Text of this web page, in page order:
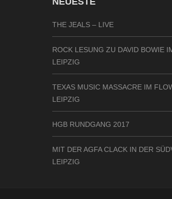
THE JEALS – LIVE
ROCK LESUNG ZU DAVID BOWIE
LEIPZIG
TEXAS MUSIC MASSACRE IM
LEIPZIG
HGB RUNDGANG 2017
MIT DER AGFA CLACK IN DER
LEIPZIG